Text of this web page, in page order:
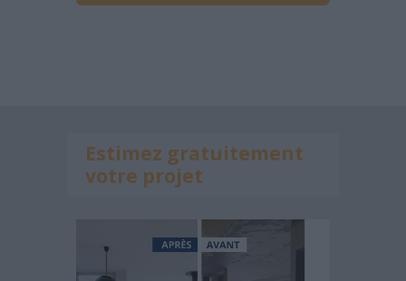
Estimez gratuitement
votre projet